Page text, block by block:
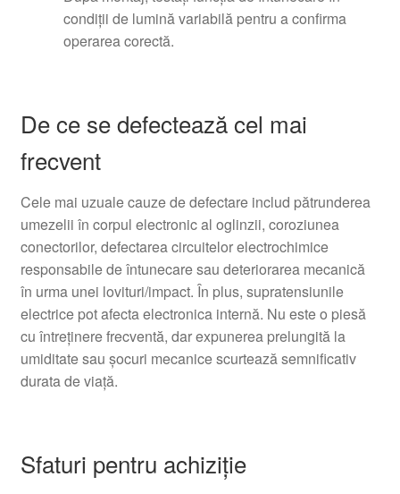
condiţii de lumină variabilă pentru a confirma
operarea corectă.
De ce se defectează cel mai
frecvent
Cele mai uzuale cauze de defectare includ pătrunderea
umezelii în corpul electronic al oglinzii, coroziunea
conectorilor, defectarea circuitelor electrochimice
responsabile de întunecare sau deteriorarea mecanică
în urma unei lovituri/impact. În plus, supratensiunile
electrice pot afecta electronica internă. Nu este o piesă
cu întreținere frecventă, dar expunerea prelungită la
umiditate sau șocuri mecanice scurtează semnificativ
durata de viață.
Sfaturi pentru achiziție